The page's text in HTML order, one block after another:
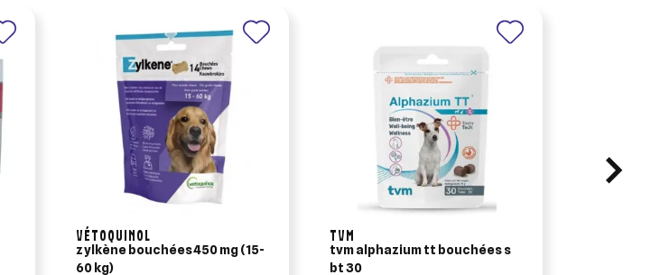
VÉTOQUINOL
zylkène bouchées 450 mg (15-
60 kg)
TVM
tvm alphazium tt bouchées s
bt 30